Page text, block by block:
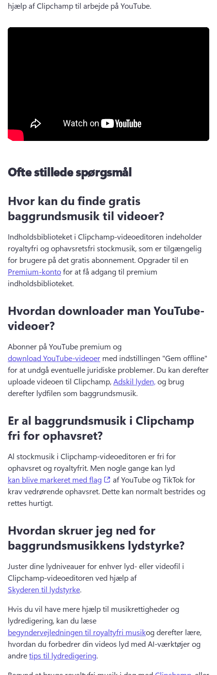
hjælp af Clipchamp til arbejde på YouTube.
Ofte stillede spørgsmål
Hvor kan du finde gratis
baggrundsmusik til videoer?
Indholdsbiblioteket i Clipchamp-videoeditoren indeholder
royaltyfri og ophavsretsfri stockmusik, som er tilgængelig
for brugere på det gratis abonnement. Opgrader til en
Premium-konto for at få adgang til premium
indholdsbiblioteket.
Hvordan downloader man YouTube-
videoer?
Abonner på YouTube premium og
download YouTube-videoer med indstillingen "Gem offline"
for at undgå eventuelle juridiske problemer. Du kan derefter
uploade videoen til Clipchamp, Adskil lyden, og brug
derefter lydfilen som baggrundsmusik.
Er al baggrundsmusik i Clipchamp
fri for ophavsret?
Al stockmusik i Clipchamp-videoeditoren er fri for
ophavsret og royaltyfrit. Men nogle gange kan lyd
kan blive markeret med flag
(opens in a new tab)
af YouTube og TikTok for
krav vedrørende ophavsret. Dette kan normalt bestrides og
rettes hurtigt.
Hvordan skruer jeg ned for
baggrundsmusikkens lydstyrke?
Juster dine lydniveauer for enhver lyd- eller videofil i
Clipchamp-videoeditoren ved hjælp af
Skyderen til lydstyrke.
Hvis du vil have mere hjælp til musikrettigheder og
lydredigering, kan du læse
begyndervejledningen til royaltyfri musikog derefter lære,
hvordan du forbedrer din videos lyd med AI-værktøjer og
andre tips til lydredigering.